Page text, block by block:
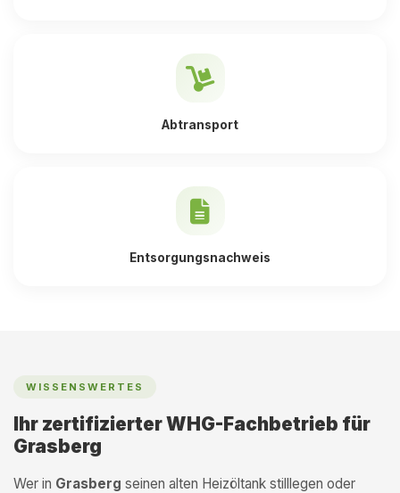
Abtransport
Entsorgungsnachweis
WISSENSWERTES
Ihr zertifizierter WHG-Fachbetrieb für
Grasberg
Wer in Grasberg seinen alten Heizöltank stilllegen oder